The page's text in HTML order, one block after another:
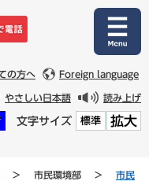
の方へ Foreign language
やさしい日本語 読み上げ
文字サイズ 標準 拡大
> 市民環境部 >
市民